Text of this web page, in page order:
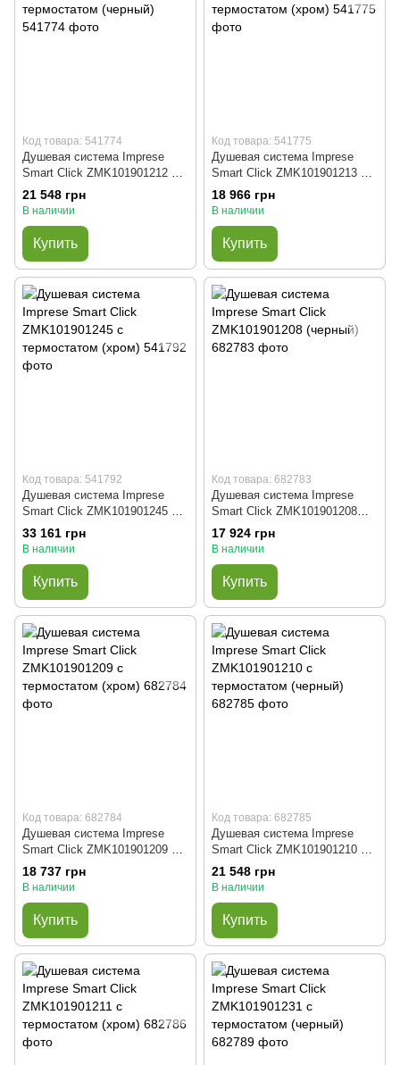
Код товара: 541774
Душевая система Imprese
Smart Click ZMK101901212 с
термостатом (черный)
21 548 грн
В наличии
Купить
Код товара: 541775
Душевая система Imprese
Smart Click ZMK101901213 с
термостатом (хром)
18 966 грн
В наличии
Купить
Код товара: 541792
Душевая система Imprese
Smart Click ZMK101901245 с
термостатом (хром)
33 161 грн
В наличии
Купить
Код товара: 682783
Душевая система Imprese
Smart Click ZMK101901208
(черный)
17 924 грн
В наличии
Купить
Код товара: 682784
Душевая система Imprese
Smart Click ZMK101901209 с
термостатом (хром)
18 737 грн
В наличии
Купить
Код товара: 682785
Душевая система Imprese
Smart Click ZMK101901210 с
термостатом (черный)
21 548 грн
В наличии
Купить